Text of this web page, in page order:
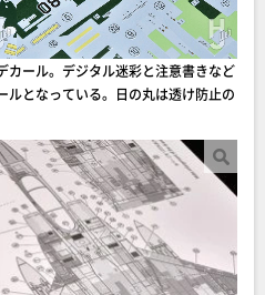
ール。デジタル迷彩と注意書きなど
ルとなっている。日の丸は透け防止の